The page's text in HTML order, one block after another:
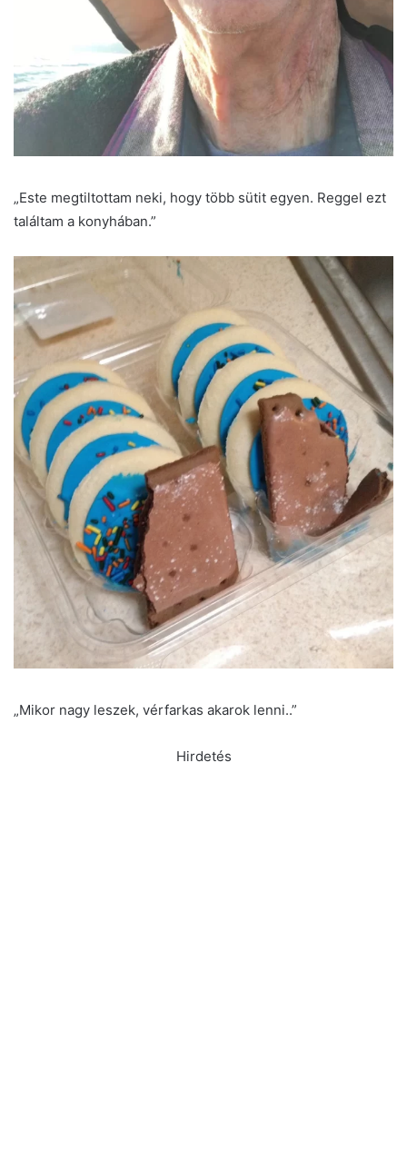
„Este megtiltottam neki, hogy több sütit egyen. Reggel ezt
találtam a konyhában.”
„Mikor nagy leszek, vérfarkas akarok lenni..”
Hirdetés